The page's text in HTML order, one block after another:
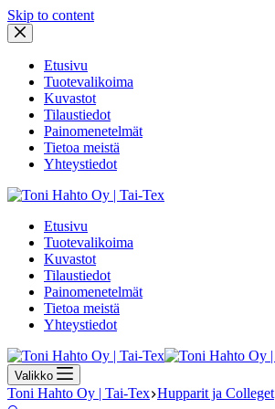
Skip to content
Etusivu
Tuotevalikoima
Kuvastot
Tilaustiedot
Painomenetelmät
Tietoa meistä
Yhteystiedot
Etusivu
Tuotevalikoima
Kuvastot
Tilaustiedot
Painomenetelmät
Tietoa meistä
Yhteystiedot
Valikko
Toni Hahto Oy | Tai-Tex Hupparit ja Colleget